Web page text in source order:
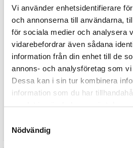
Vi använder enhetsidentifierare
och annonserna till användarna,
för sociala medier och analysera
vidarebefordrar även sådana
information från din enhet till de
annons- och analysföretag som
Dessa kan i sin tur kombinera
information som du har
samlat in när du har använt deras
Nödvändig
Spray Bottle Pocket
41,65 kr
LÄGG I VARUKORGEN